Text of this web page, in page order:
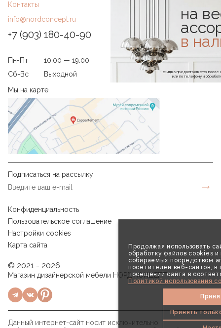
Продолжая использовать
обработку файлов cookies и
собираемых посредством
посетителей веб-сайтов, в
посещений сайта в
Политикой использования
Принять
на
в
* скидка предоставляется
или по телефону и
Контакты
info@nordconcept.ru
+7 (903) 180-40-90
Пн-Пт
10:00 — 19.00
Сб-Вс
Выходной
Мы на карте
Подписаться на рассылку
Конфиденциальность
Пользовательское соглашение
Настройки cookies
Карта сайта
© 2021 - 2026
Магазин дизайнерской мебели НОРД КОНЦЕПТ
Данный интернет-сайт носит исключительно